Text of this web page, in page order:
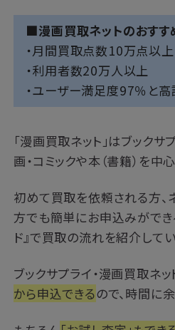
■漫画買取ネットのおすす
・月間買取点数10万点以上
・利用者数20万人以上
・ユーザー満足度97％と
「漫画買取ネット」はブックサ
画・コミックや本（書籍）を中
初めて買取を依頼される方、
方でも簡単にお申込みができ
ド』で買取の流れを紹介して
ブックサプライ・漫画買取ネッ
から申込できるので、時間に